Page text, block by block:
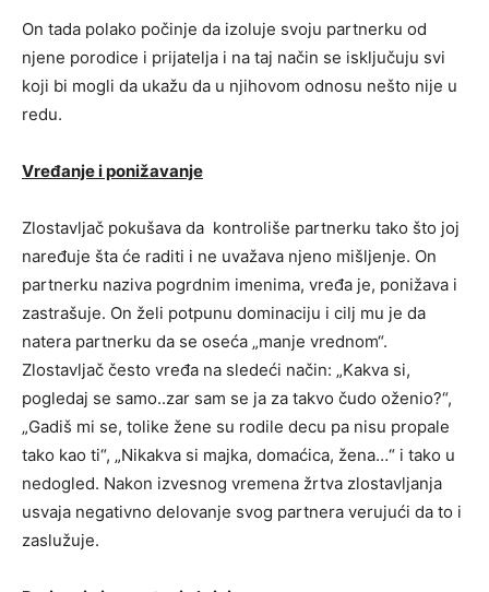
On tada polako počinje da izoluje svoju partnerku od
njene porodice i prijatelja i na taj način se isključuju svi
koji bi mogli da ukažu da u njihovom odnosu nešto nije u
redu.
Vređanje i ponižavanje
Zlostavljač pokušava da kontroliše partnerku tako što joj
naređuje šta će raditi i ne uvažava njeno mišljenje. On
partnerku naziva pogrdnim imenima, vređa je, ponižava i
zastrašuje. On želi potpunu dominaciju i cilj mu je da
natera partnerku da se oseća „manje vrednom“.
Zlostavljač često vređa na sledeći način: „Kakva si,
pogledaj se samo..zar sam se ja za takvo čudo oženio?“,
„Gadiš mi se, tolike žene su rodile decu pa nisu propale
tako kao ti“, „Nikakva si majka, domaćica, žena…“ i tako u
nedogled. Nakon izvesnog vremena žrtva zlostavljanja
usvaja negativno delovanje svog partnera verujući da to i
zaslužuje.